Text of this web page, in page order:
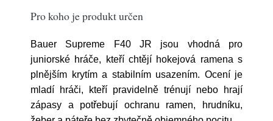
Pro koho je produkt určen
Bauer Supreme F40 JR jsou vhodná pro
juniorské hráče, kteří chtějí hokejová ramena s
plnějším krytím a stabilním usazením. Ocení je
mladí hráči, kteří pravidelně trénují nebo hrají
zápasy a potřebují ochranu ramen, hrudníku,